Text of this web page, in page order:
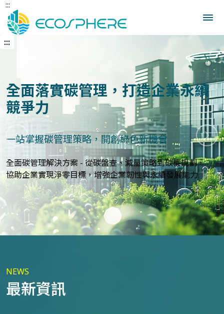
跳
到
中
內
:::
:::
建立企業永續發展藍圖
打造符合國際標準的永續報告與指標體系
永續報告與ESG評估服務 - 精準分析永續績效，規劃符合
GRI、
SASB等國際標準的報告策略，提升企業永續價值與形象
上一張 下一
NEWS
最新資訊